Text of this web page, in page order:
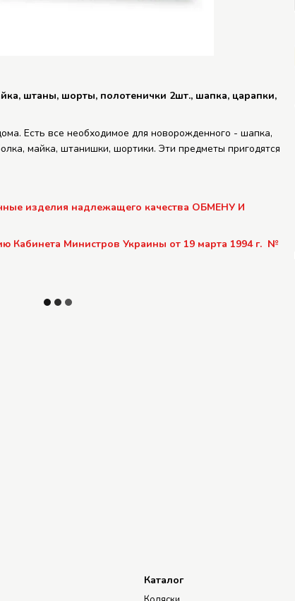
штаны, шорты, полотенички 2шт., шапка, царапки,
Есть все необходимое для новорожденного - шапка,
майка, штанишки, шортики. Эти предметы пригодятся
изделия надлежащего качества ОБМЕНУ И
Министров Украины от 19 марта 1994 г. №
Каталог